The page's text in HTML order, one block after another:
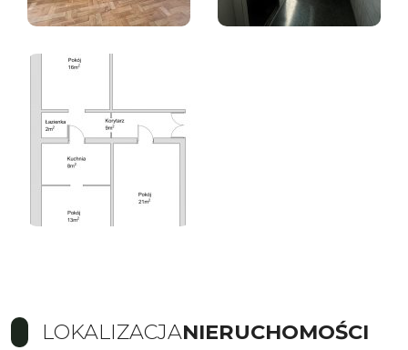
LOKALIZACJANIERUCHOMOŚCI